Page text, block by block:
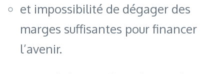
et impossibilité de dégager des
marges suffisantes pour financer
l’avenir.